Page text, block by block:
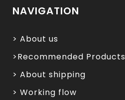
NAVIGATION
> About us
>Recommended Products
> About shipping
> Working flow